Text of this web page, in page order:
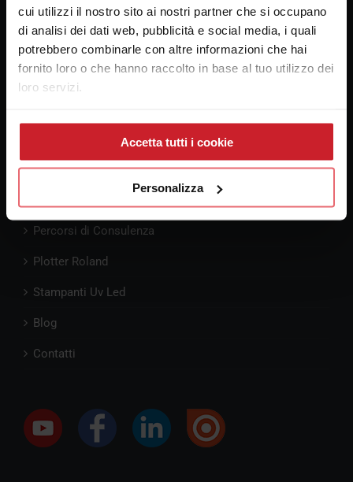
cui utilizzi il nostro sito ai nostri partner che si occupano
di analisi dei dati web, pubblicità e social media, i quali
potrebbero combinarle con altre informazioni che hai
fornito loro o che hanno raccolto in base al tuo utilizzo dei
loro servizi.
Accetta tutti i cookie
Personalizza
Consulenza Plotter
Presso la sede della Bosco forniture Grafiche s.a.s.
Via Principe di Paternò 174
90145 Palermo
3347247609
Percorsi di Consulenza
Plotter Roland
Stampanti Uv Led
Blog
Contatti